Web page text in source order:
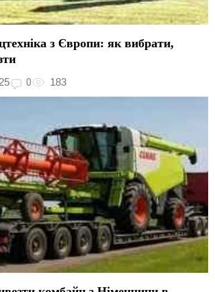
з Європи: як вибрати,
0 183